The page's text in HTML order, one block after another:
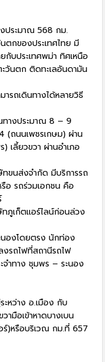
งประมาณ 568 กม.
ตกของประเทศไทย มี
กับประเทศพม่า ทิศเหนือ
วันตก ติดทะเลอันดามัน
รถเดินทางได้หลายวิธี
ทางประมาณ 8 – 9
(ถนนเพชรเกษม) ผ่าน
เลี้ยวขวา ผ่านอำเภอ
ทขนส่งจำกัด มีบริการรถ
อ รถร่วมเอกชน คือ
ภูเก็ตแอร์ไลน์ก่อนล่วง
นองโดยตรง นักท่อง
งรถไฟที่สถานีรถไฟ
ำทาง ชุมพร – ระนอง
หว่าง อ.เมือง กับ
ามือเข้าหาดบางเบน
ร์)หรือบริเวณ กม.ที่ 657